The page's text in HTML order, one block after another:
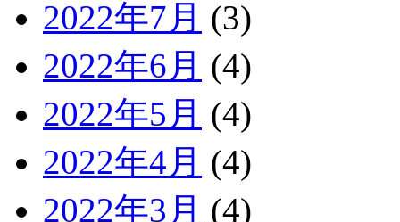
2022年7月 (3)
2022年6月 (4)
2022年5月 (4)
2022年4月 (4)
2022年3月 (4)